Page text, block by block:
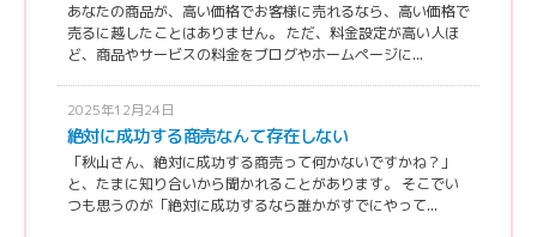
あなたの商品が、高い価格でお客様に売れるなら、高い価格で
売るに越したことはありません。 ただ、料金設定が高い人ほ
ど、商品やサービスの料金をブログやホームページに...
2025年12月24日
絶対に成功する商売なんて存在しない
「秋山さん、絶対に成功する商売って何かないですかね？」
と、たまに知り合いから聞かれることがあります。 そこでい
つも思うのが「絶対に成功するなら誰かがすでにやって...